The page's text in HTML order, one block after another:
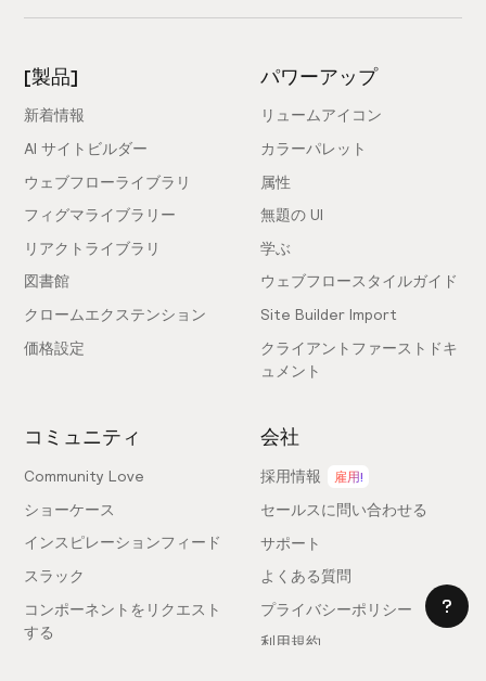
[製品]
新着情報
AI サイトビルダー
ウェブフローライブラリ
フィグマライブラリー
リアクトライブラリ
図書館
クロームエクステンション
価格設定
パワーアップ
リュームアイコン
カラーパレット
属性
無題の UI
学ぶ
ウェブフロースタイルガイド
Site Builder Import
クライアントファーストドキ
ュメント
コミュニティ
Community Love
ショーケース
インスピレーションフィード
スラック
コンポーネントをリクエスト
する
会社
採用情報 雇用!
セールスに問い合わせる
サポート
よくある質問
プライバシーポリシー
利用規約